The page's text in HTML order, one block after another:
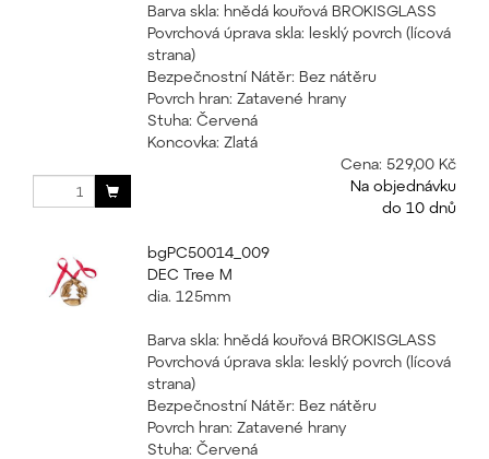
Barva skla: hnědá kouřová BROKISGLASS
Povrchová úprava skla: lesklý povrch (lícová
strana)
Bezpečnostní Nátěr: Bez nátěru
Povrch hran: Zatavené hrany
Stuha: Červená
Koncovka: Zlatá
Cena: 529,00 Kč
Na objednávku
do 10 dnů
bgPC50014_009
DEC Tree M
dia. 125mm
Barva skla: hnědá kouřová BROKISGLASS
Povrchová úprava skla: lesklý povrch (lícová
strana)
Bezpečnostní Nátěr: Bez nátěru
Povrch hran: Zatavené hrany
Stuha: Červená